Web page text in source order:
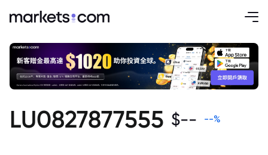
LU0827877555 $-- --%